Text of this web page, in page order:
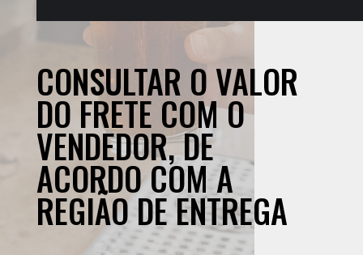
CONSULTAR O VALOR
DO FRETE COM O
VENDEDOR, DE
ACORDO COM A
REGIÃO DE ENTREGA